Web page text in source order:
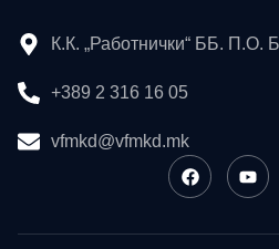
К.К. „Работнички“ ББ. П.О.
+389 2 316 16 05
vfmkd@vfmkd.mk